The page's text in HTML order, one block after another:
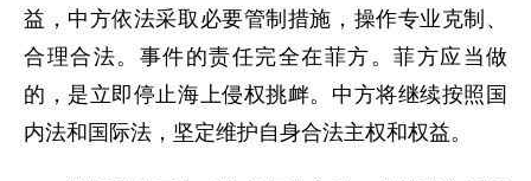
益，中方依法采取必要管制措施，操作专业克制、
合理合法。事件的责任完全在菲方。菲方应当做
的，是立即停止海上侵权挑衅。中方将继续按照国
内法和国际法，坚定维护自身合法主权和权益。